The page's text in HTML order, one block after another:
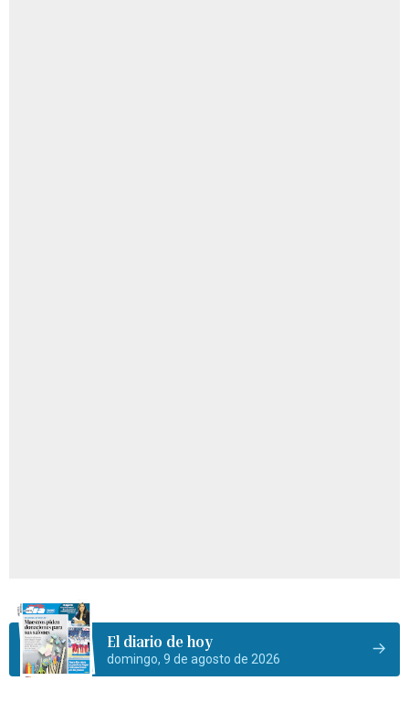
El diario de hoy
domingo, 9 de agosto de 2026